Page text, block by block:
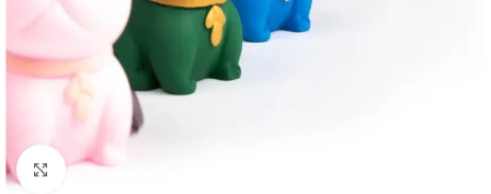
Click to enlarge